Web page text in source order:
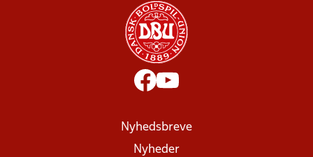
Nyhedsbreve
Nyheder